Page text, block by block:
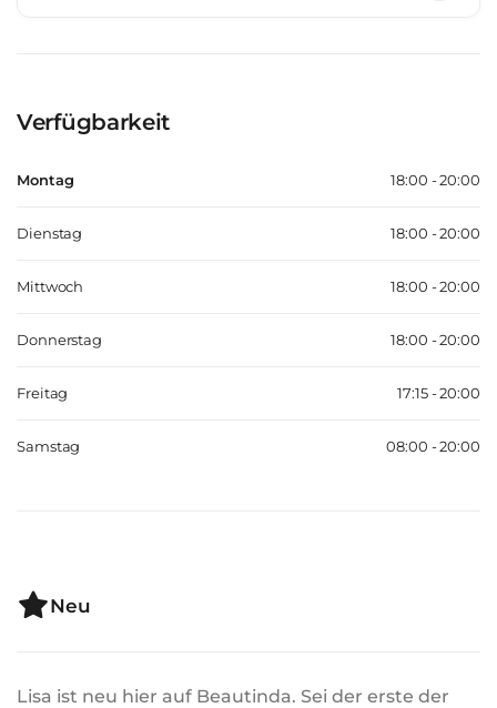
Verfügbarkeit
Montag 18:00 - 20:00
Dienstag 18:00 - 20:00
Mittwoch 18:00 - 20:00
Donnerstag 18:00 - 20:00
Freitag 17:15 - 20:00
Samstag 08:00 - 20:00
Neu
Lisa ist neu hier auf Beautinda. Sei der erste der